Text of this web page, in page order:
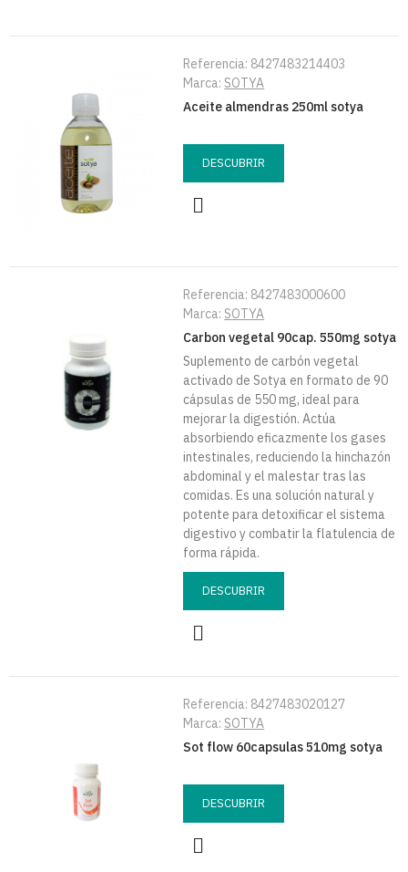
Referencia: 8427483214403
Marca: SOTYA
Aceite almendras 250ml sotya
DESCUBRIR
Referencia: 8427483000600
Marca: SOTYA
Carbon vegetal 90cap. 550mg sotya
Suplemento de carbón vegetal
activado de Sotya en formato de 90
cápsulas de 550 mg, ideal para
mejorar la digestión. Actúa
absorbiendo eficazmente los gases
intestinales, reduciendo la hinchazón
abdominal y el malestar tras las
comidas. Es una solución natural y
potente para detoxificar el sistema
digestivo y combatir la flatulencia de
forma rápida.
DESCUBRIR
Referencia: 8427483020127
Marca: SOTYA
Sot flow 60capsulas 510mg sotya
DESCUBRIR